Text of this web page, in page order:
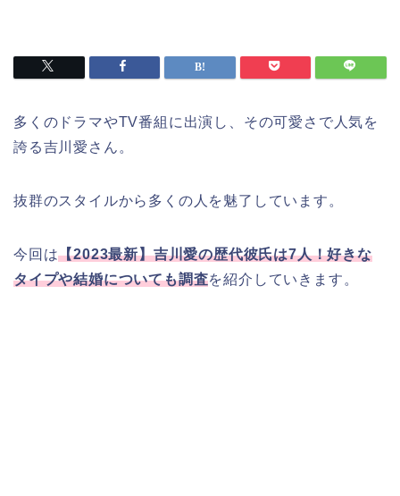
多くのドラマやTV番組に出演し、その可愛さで人気を
誇る吉川愛さん。
抜群のスタイルから多くの人を魅了しています。
今回は【2023最新】吉川愛の歴代彼氏は7人！好きな
タイプや結婚についても調査を紹介していきます。